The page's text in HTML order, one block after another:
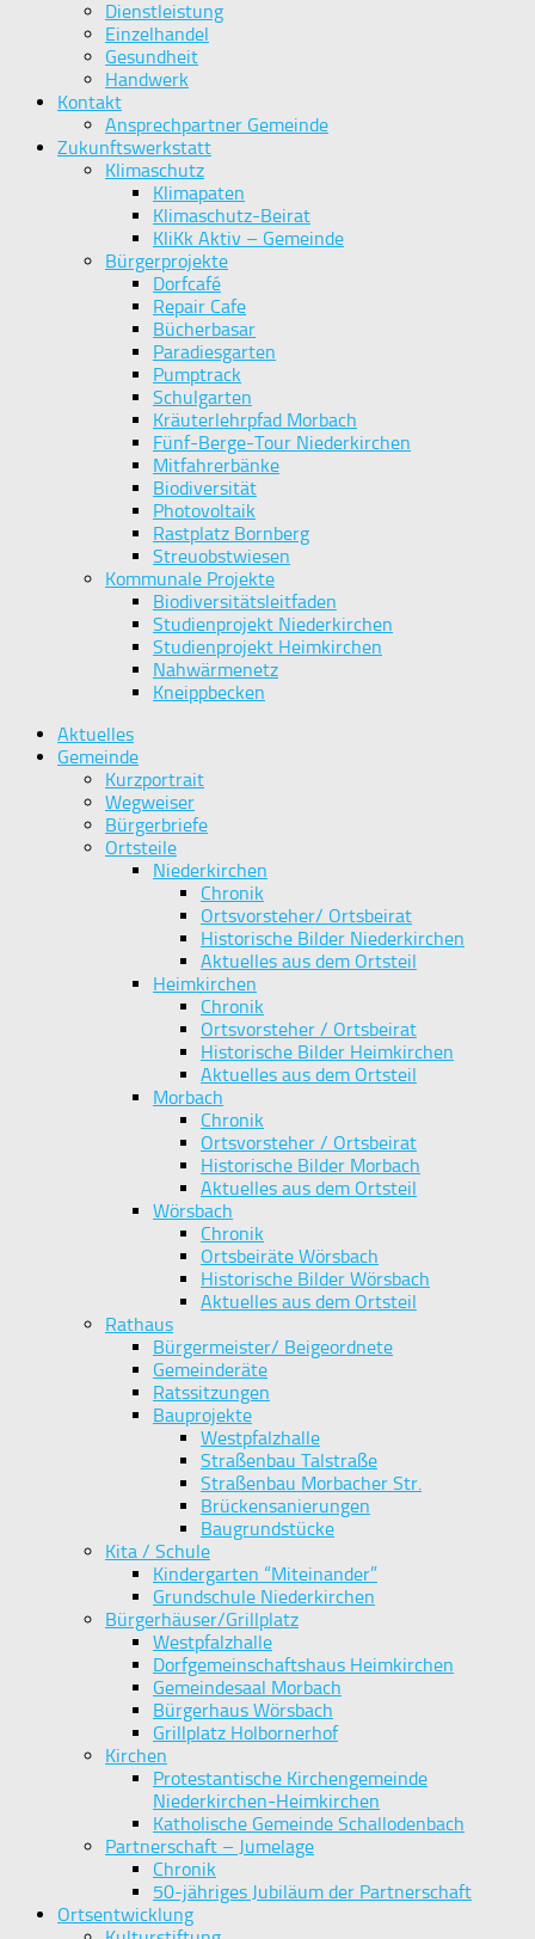
Dienstleistung
Einzelhandel
Gesundheit
Handwerk
Kontakt
Ansprechpartner Gemeinde
Zukunftswerkstatt
Klimaschutz
Klimapaten
Klimaschutz-Beirat
KliKk Aktiv – Gemeinde
Bürgerprojekte
Dorfcafé
Repair Cafe
Bücherbasar
Paradiesgarten
Pumptrack
Schulgarten
Kräuterlehrpfad Morbach
Fünf-Berge-Tour Niederkirchen
Mitfahrerbänke
Biodiversität
Photovoltaik
Rastplatz Bornberg
Streuobstwiesen
Kommunale Projekte
Biodiversitätsleitfaden
Studienprojekt Niederkirchen
Studienprojekt Heimkirchen
Nahwärmenetz
Kneippbecken
Aktuelles
Gemeinde
Kurzportrait
Wegweiser
Bürgerbriefe
Ortsteile
Niederkirchen
Chronik
Ortsvorsteher/ Ortsbeirat
Historische Bilder Niederkirchen
Aktuelles aus dem Ortsteil
Heimkirchen
Chronik
Ortsvorsteher / Ortsbeirat
Historische Bilder Heimkirchen
Aktuelles aus dem Ortsteil
Morbach
Chronik
Ortsvorsteher / Ortsbeirat
Historische Bilder Morbach
Aktuelles aus dem Ortsteil
Wörsbach
Chronik
Ortsbeiräte Wörsbach
Historische Bilder Wörsbach
Aktuelles aus dem Ortsteil
Rathaus
Bürgermeister/ Beigeordnete
Gemeinderäte
Ratssitzungen
Bauprojekte
Westpfalzhalle
Straßenbau Talstraße
Straßenbau Morbacher Str.
Brückensanierungen
Baugrundstücke
Kita / Schule
Kindergarten “Miteinander”
Grundschule Niederkirchen
Bürgerhäuser/Grillplatz
Westpfalzhalle
Dorfgemeinschaftshaus Heimkirchen
Gemeindesaal Morbach
Bürgerhaus Wörsbach
Grillplatz Holbornerhof
Kirchen
Protestantische Kirchengemeinde
Niederkirchen-Heimkirchen
Katholische Gemeinde Schallodenbach
Partnerschaft – Jumelage
Chronik
50-jähriges Jubiläum der Partnerschaft
Ortsentwicklung